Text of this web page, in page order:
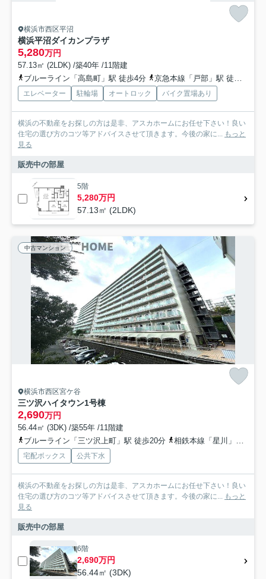
横浜市西区平沼
横浜平沼ダイカンプラザ
5,280万円
57.13㎡ (2LDK) /築40年 /11階建
ブルーライン「高島町」駅 徒歩4分
京急本線「戸部」駅 徒歩7分
エレベーター 駐輪場 オートロック バイク置場あり
横浜の不動産をお探しの方は是非、アスカホームにお任せ下さい！良い
住宅の選び方のコツ等アドバイスさせて頂きます。今後の家に... もっと
見る
販売中の部屋
5階
5,280万円
57.13㎡ (2LDK)
中古マンション
横浜市西区宮ケ谷
三ツ沢ハイタウン1号棟
2,690万円
56.44㎡ (3DK) /築55年 /11階建
ブルーライン「三ツ沢上町」駅 徒歩20分
相鉄本線「星川」駅 徒歩22分
宅配ボックス 公共下水
横浜の不動産をお探しの方は是非、アスカホームにお任せ下さい！良い
住宅の選び方のコツ等アドバイスさせて頂きます。今後の家に... もっと
見る
販売中の部屋
6階
2,690万円
56.44㎡ (3DK)